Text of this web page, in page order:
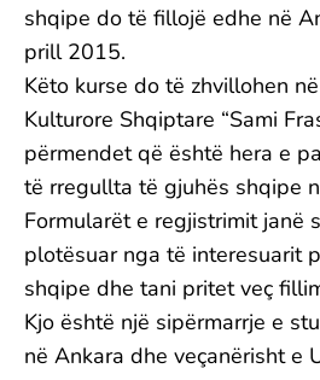
shqipe do të fillojë edhe në
prill 2015.
Këto kurse do të zhvillohen
Kulturore Shqiptare “Sami
përmendet që është hera e
të rregullta të gjuhës shqipe
Formularët e regjistrimit janë
plotësuar nga të interesuarit
shqipe dhe tani pritet veç
Kjo është një sipërmarrje e
në Ankara dhe veçanërisht e